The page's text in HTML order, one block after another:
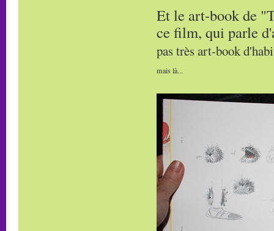
Et le art-book de
ce film, qui parle
pas très art-book
mais là...